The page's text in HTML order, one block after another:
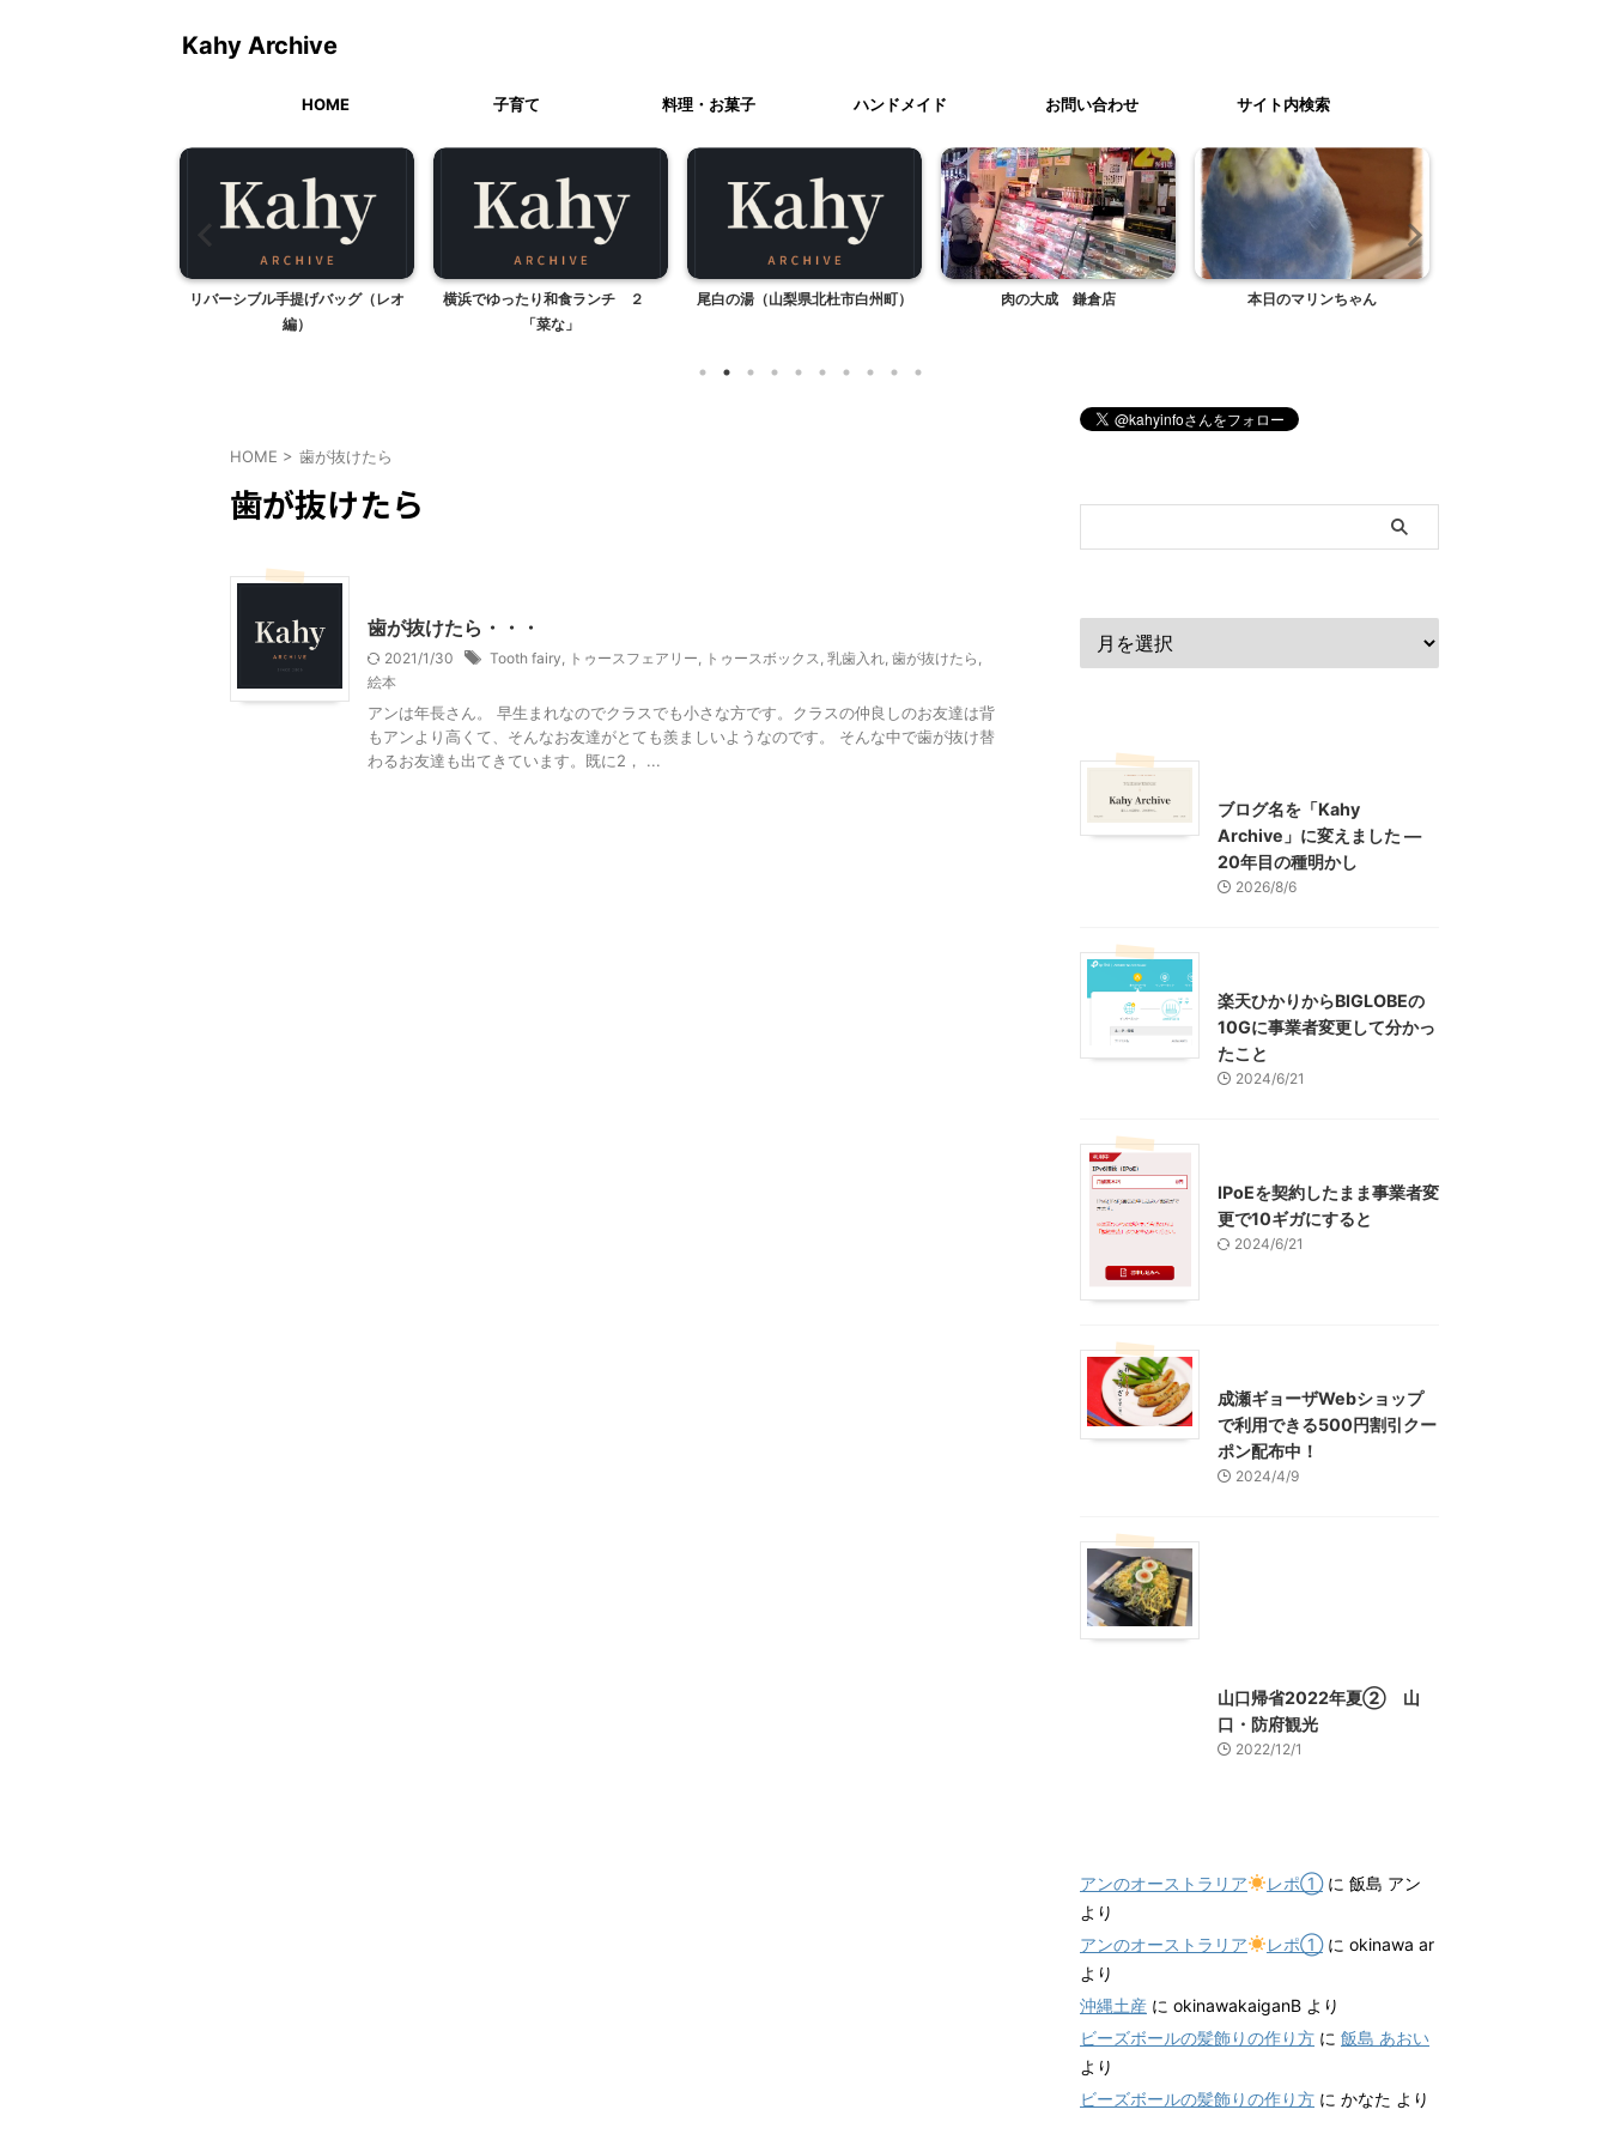
Kahy Archive
HOME 子育て 料理・お菓子 ハンドメイド お問い合わせ サイト内検索
リバーシブル手提げバッグ（レオ
編）
横浜でゆったり和食ランチ ２
「菜な」
尾白の湯（山梨県北杜市白州町） 肉の大成 鎌倉店 本日のマリンちゃん
HOME > 歯が抜けたら
歯が抜けたら
歯が抜けたら・・・
2021/1/30 Tooth fairy トゥースフェアリー トゥースボックス 乳歯入れ 歯が抜けたら
絵本
アンは年長さん。 早生まれなのでクラスでも小さな方です。クラスの仲良しのお友達は背
もアンより高くて、そんなお友達がとても羨ましいようなのです。 そんな中で歯が抜け替
わるお友達も出てきています。既に2， ...
ブログ名を「Kahy
Archive」に変えました ―
20年目の種明かし
2026/8/6
楽天ひかりからBIGLOBEの
10Gに事業者変更して分かっ
たこと
2024/6/21
IPoEを契約したまま事業者変
更で10ギガにすると
2024/6/21
成瀬ギョーザWebショップ
で利用できる500円割引クー
ポン配布中！
2024/4/9
山口帰省2022年夏② 山
口・防府観光
2022/12/1
アンのオーストラリア レポ①に 飯島 アン
より
アンのオーストラリア
レポ①に okinawa ar
より
沖縄土産 に okinawakaiganB より
ビーズボールの髪飾りの作り方 に 飯島 あおい
より
ビーズボールの髪飾りの作り方 に かなた より